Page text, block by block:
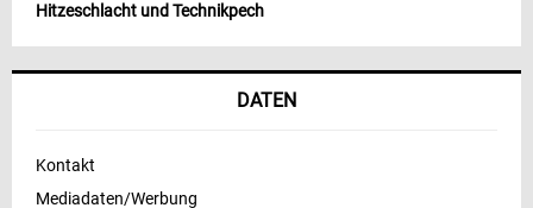
Hitzeschlacht und Technikpech
DATEN
Kontakt
Mediadaten/Werbung